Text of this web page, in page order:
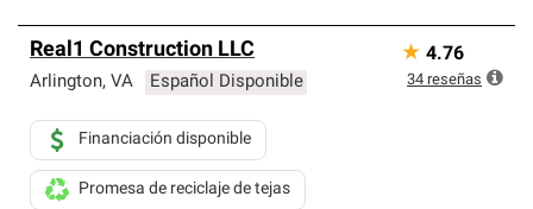
Real1 Construction LLC
Arlington, VA Español Disponible
Financiación disponible
Promesa de reciclaje de tejas
★ 4.76
34 reseñas